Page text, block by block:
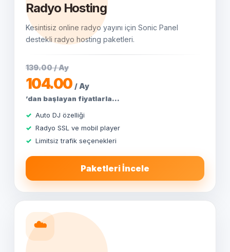
Radyo Hosting
Kesintisiz online radyo yayını için Sonic Panel
destekli radyo hosting paketleri.
139.00 / Ay
104.00/ Ay
’dan başlayan fiyatlarla...
Auto DJ özelliği
Radyo SSL ve mobil player
Limitsiz trafik seçenekleri
Paketleri İncele
☁️